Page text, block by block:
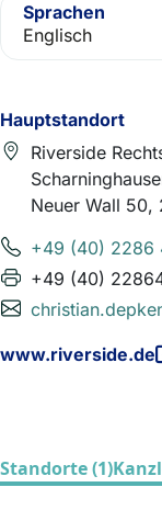
Hauptstandort
Riverside
Neuer Wall 50,
+49 (40) 2286
+49 (40)
www.riverside.de
Sprachen
Englisch
Standorte (1)